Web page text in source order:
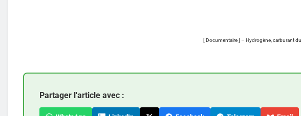
[ Documentaire ] – Hydrogène, carburant
Partager l'article avec :